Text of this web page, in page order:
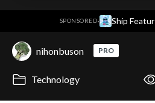
SPONSORED· Ship
nihonbuson PRO
Technology